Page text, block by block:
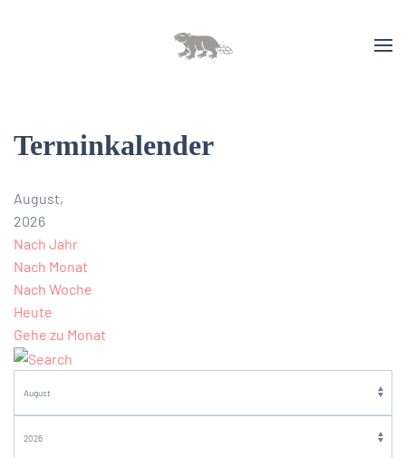
Terminkalender
August,
2026
Nach Jahr
Nach Monat
Nach Woche
Heute
Gehe zu Monat